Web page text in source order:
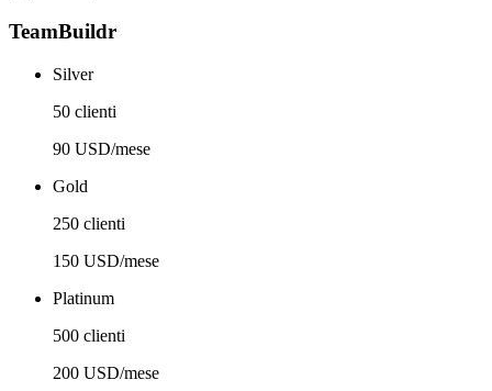
TeamBuildr
Silver
50 clienti
90 USD/mese
Gold
250 clienti
150 USD/mese
Platinum
500 clienti
200 USD/mese